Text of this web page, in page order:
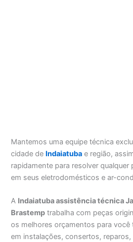
Mantemos uma equipe técnica
cidade de Indaiatuba e região,
rapidamente para resolver qualquer
em seus eletrodomésticos e ar-
A Indaiatuba assistência técnica
Brastemp trabalha com peças
os melhores orçamentos para você
em instalações, consertos,